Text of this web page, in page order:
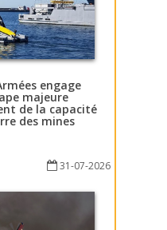
engage
majeure
de la capacité
des mines
31-07-2026